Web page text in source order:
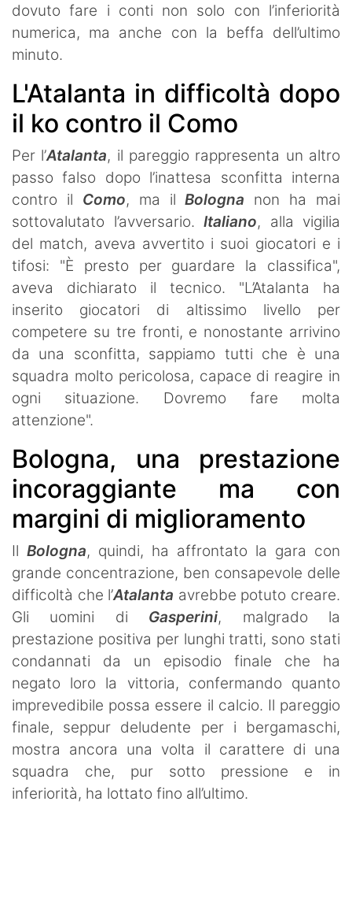
dovuto fare i conti non solo con l’inferiorità
numerica, ma anche con la beffa dell’ultimo
minuto.
L'Atalanta in difficoltà dopo
il ko contro il Como
Per l’Atalanta, il pareggio rappresenta un altro
passo falso dopo l’inattesa sconfitta interna
contro il Como, ma ilBologna non ha mai
sottovalutato l’avversario. Italiano, alla vigilia
del match, aveva avvertito i suoi giocatori e i
tifosi: "È presto per guardare la classifica",
aveva dichiarato il tecnico. "L’Atalanta ha
inserito giocatori di altissimo livello per
competere su tre fronti, e nonostante arrivino
da una sconfitta, sappiamo tutti che è una
squadra molto pericolosa, capace di reagire in
ogni situazione. Dovremo fare molta
attenzione".
Bologna, una prestazione
incoraggiante ma con
margini di miglioramento
Il Bologna, quindi, ha affrontato la gara con
grande concentrazione, ben consapevole delle
difficoltà che l’Atalanta avrebbe potuto creare.
Gli uomini di Gasperini, malgrado la
prestazione positiva per lunghi tratti, sono stati
condannati da un episodio finale che ha
negato loro la vittoria, confermando quanto
imprevedibile possa essere il calcio. Il pareggio
finale, seppur deludente per i bergamaschi,
mostra ancora una volta il carattere di una
squadra che, pur sotto pressione e in
inferiorità, ha lottato fino all’ultimo.